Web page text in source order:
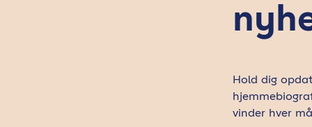
Hold dig
vinder hver